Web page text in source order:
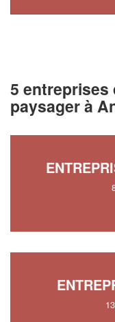
5 entreprises
paysager à